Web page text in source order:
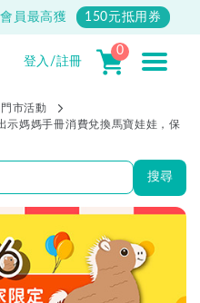
員最高獲 150元抵用券
登入/註冊
0
門市活動
示媽媽手冊消費兌換馬寶娃娃，保
搜尋